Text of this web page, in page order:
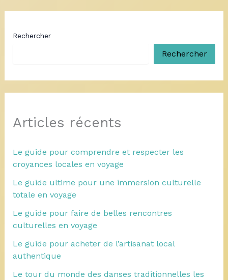
Rechercher
Rechercher
Articles récents
Le guide pour comprendre et respecter les
croyances locales en voyage
Le guide ultime pour une immersion culturelle
totale en voyage
Le guide pour faire de belles rencontres
culturelles en voyage
Le guide pour acheter de l’artisanat local
authentique
Le tour du monde des danses traditionnelles les